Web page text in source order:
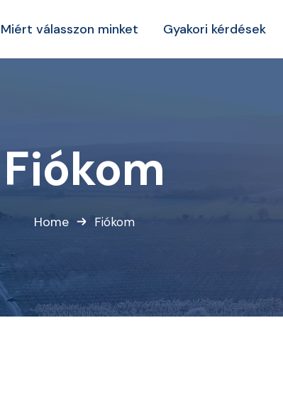
Miért válasszon minket Gyakori kérdések
Fiókom
Home Fiókom